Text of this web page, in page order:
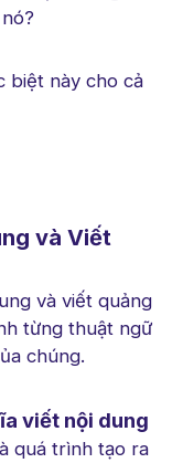
biệt này cho cả
và Viết
và viết quảng
từng thuật ngữ
chúng.
viết nội dung
quá trình tạo ra